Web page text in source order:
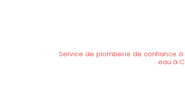
Service de plomberie de confiance
eau à